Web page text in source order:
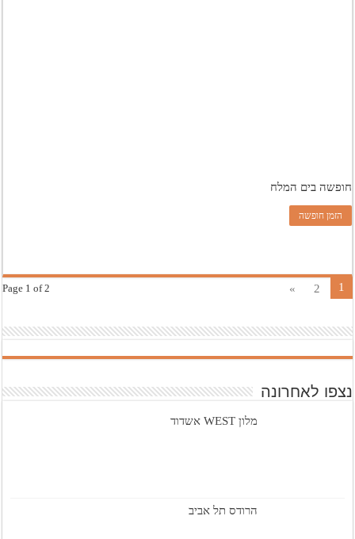
חופשה בים המלח
הזמן חופשה
Page 1 of 2 1
2
»
נצפו לאחרונה
מלון WEST אשדוד
הרודס תל אביב